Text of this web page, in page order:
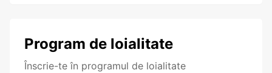
Program de loialitate
Înscrie-te în programul de loialitate